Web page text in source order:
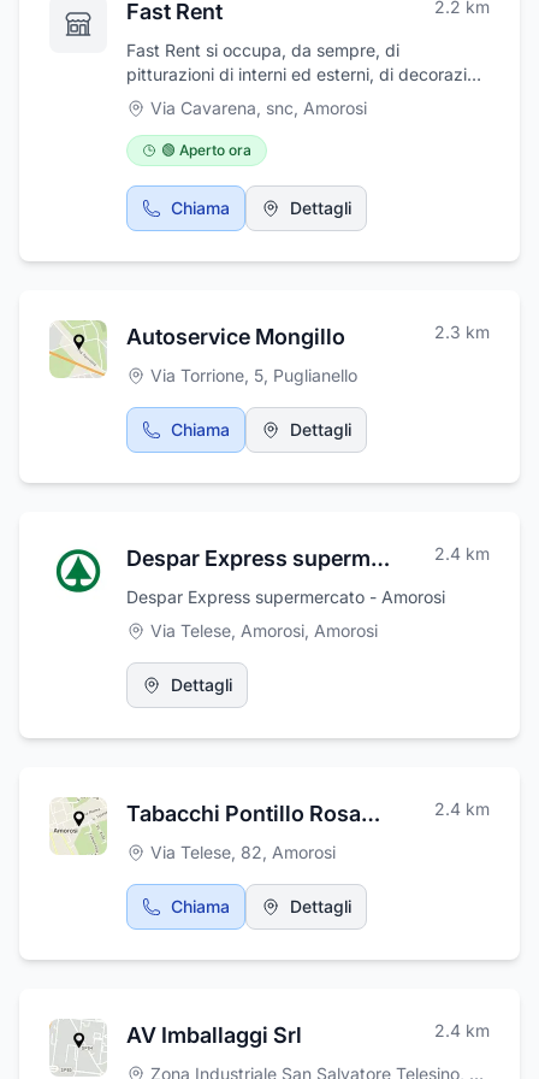
Fast Rent 2.2 km
Fast Rent si occupa, da sempre, di
pitturazioni di interni ed esterni, di decorazioni
di interni, controsoffittature, opere varie in
cartongesso, impermeabilizzazioni e
coibentazioni offrendo soluzioni funzionali e
personalizzate. Quest’azienda a conduzione
familiare, che opera nel settore da svariati
anni, ha da sempre come primo obiettivo le
Via Cavarena snc.
Via Cavarena, snc, Amorosi
🟢 Aperto ora
Chiama Dettagli
Autoservice Mongillo 2.3 km
Via Torrione, 5, Puglianello
Chiama Dettagli
Despar Express supermercato 2.4 km
Despar Express supermercato - Amorosi
Via Telese, Amorosi, Amorosi
Dettagli
Tabacchi Pontillo Rosanna 2.4 km
Via Telese, 82, Amorosi
Chiama Dettagli
AV Imballaggi Srl 2.4 km
Zona Industriale San Salvatore Telesino, snc